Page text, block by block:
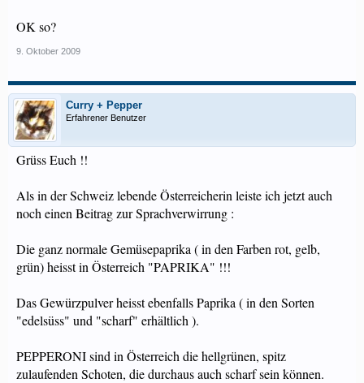
OK so?
9. Oktober 2009
Curry + Pepper
Erfahrener Benutzer
Grüss Euch !!
Als in der Schweiz lebende Österreicherin leiste ich jetzt auch
noch einen Beitrag zur Sprachverwirrung :
Die ganz normale Gemüsepaprika ( in den Farben rot, gelb,
grün) heisst in Österreich "PAPRIKA" !!!
Das Gewürzpulver heisst ebenfalls Paprika ( in den Sorten
"edelsüss" und "scharf" erhältlich ).
PEPPERONI sind in Österreich die hellgrünen, spitz
zulaufenden Schoten, die durchaus auch scharf sein können.